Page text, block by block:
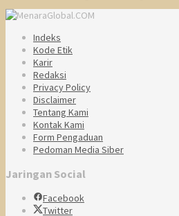
Indeks
Kode Etik
Karir
Redaksi
Privacy Policy
Disclaimer
Tentang Kami
Kontak Kami
Form Pengaduan
Pedoman Media Siber
Jaringan Social
Facebook
Twitter